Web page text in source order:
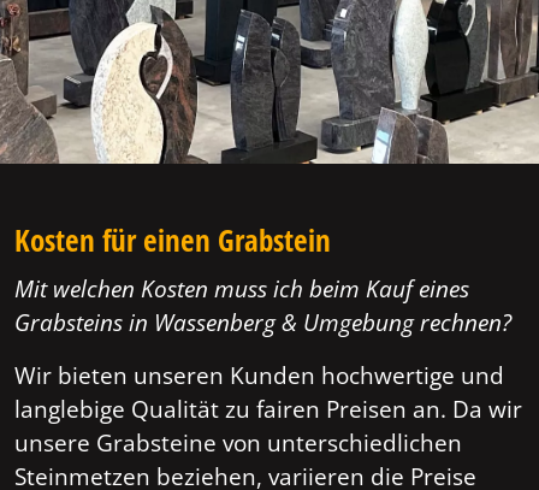
Kosten für einen Grabstein
Mit welchen Kosten muss ich beim Kauf eines
Grabsteins in Wassenberg & Umgebung rechnen?
Wir bieten unseren Kunden hochwertige und
langlebige Qualität zu fairen Preisen an. Da wir
unsere Grabsteine von unterschiedlichen
Steinmetzen beziehen, variieren die Preise